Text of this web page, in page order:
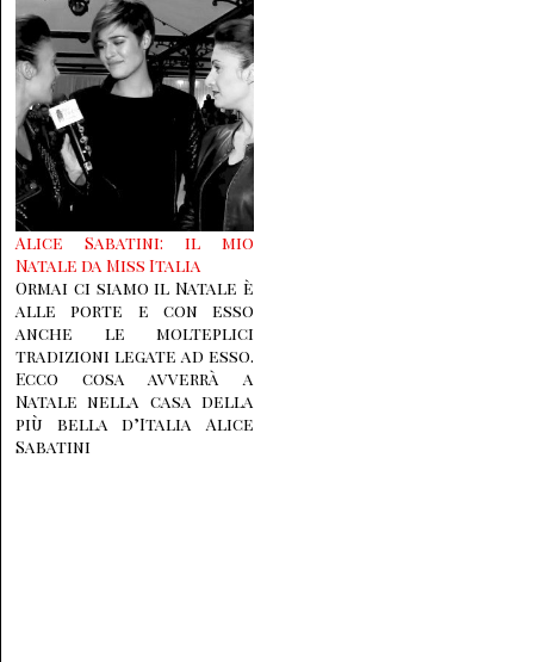
Alice Sabatini: il mio
Natale da Miss Italia
Ormai ci siamo il Natale è
alle porte e con esso
anche le molteplici
tradizioni legate ad esso.
Ecco cosa avverrà a
Natale nella casa della
più bella d’Italia Alice
Sabatini